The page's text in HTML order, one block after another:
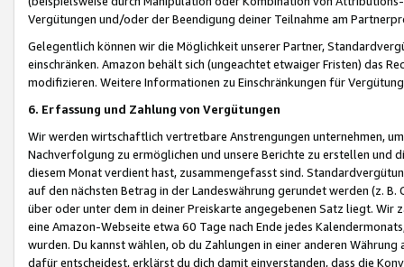
Vergütungen und/oder der Beendigung deiner Teilnahme am
Gelegentlich können wir die Möglichkeit unserer Partner,
einschränken. Amazon behält sich (ungeachtet etwaiger Fristen) das
modifizieren. Weitere Informationen zu Einschränkungen für
6. Erfassung und Zahlung von Vergütungen
Wir werden wirtschaftlich vertretbare Anstrengungen unternehmen,
Nachverfolgung zu ermöglichen und unsere Berichte zu erstellen und
diesem Monat verdient hast, zusammengefasst sind.
auf den nächsten Betrag in der Landeswährung gerundet werden (z.
über oder unter dem in deiner Preiskarte angegebenen Satz liegt.
eine Amazon-Webseite etwa 60 Tage nach Ende jedes
wurden. Du kannst wählen, ob du Zahlungen in einer anderen
dafür entscheidest, erklärst du dich damit einverstanden, dass die